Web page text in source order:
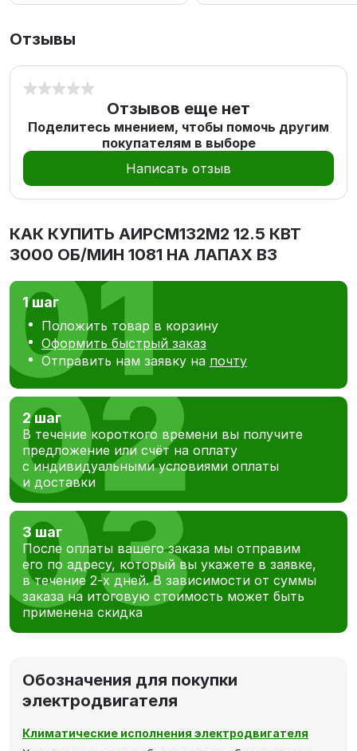
Отзывы
Отзывов еще нет
Поделитесь мнением, чтобы помочь другим
покупателям в выборе
Написать отзыв
КАК КУПИТЬ АИРCМ132M2 12.5 КВТ
3000 ОБ/МИН 1081 НА ЛАПАХ В3
1 шаг
Положить товар в корзину
Оформить быстрый заказ
Отправить нам заявку на почту
2 шаг
В течение короткого времени вы получите
предложение или счёт на оплату
с индивидуальными условиями оплаты
и доставки
3 шаг
После оплаты вашего заказа мы отправим
его по адресу, который вы укажете в заявке,
в течение 2-х дней. В зависимости от суммы
заказа на итоговую стоимость может быть
применена скидка
Обозначения для покупки
электродвигателя
Климатические исполнения электродвигателя